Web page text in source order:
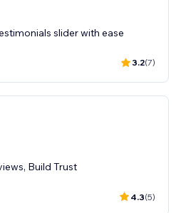
slider with ease
3.2(7)
Build Trust
4.3(5)